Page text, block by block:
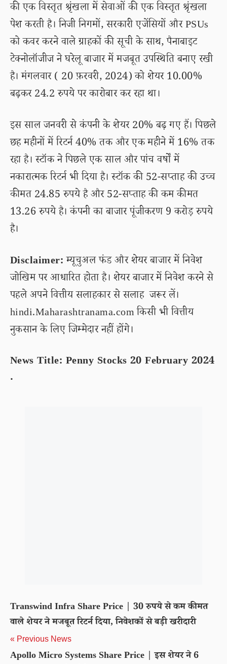
की एक विस्तृत श्रृंखला में सेवाओं की एक विस्तृत श्रृंखला
पेश करती है। निजी निगमों, सरकारी एजेंसियों और PSUs
को कवर करने वाले ग्राहकों की सूची के साथ, पैनाबाइट
टेक्नोलॉजीज ने घरेलू बाजार में मजबूत उपस्थिति बनाए रखी
है। मंगलवार ( 20 फ़रवरी, 2024) को शेयर 10.00%
बढ़कर 24.2 रुपये पर कारोबार कर रहा था।
इस साल जनवरी से कंपनी के शेयर 20% बढ़ गए हैं। पिछले
छह महीनों में रिटर्न 40% तक और एक महीने में 16% तक
रहा है। स्टॉक ने पिछले एक साल और पांच वर्षों में
नकारात्मक रिटर्न भी दिया है। स्टॉक की 52-सप्ताह की उच्च
कीमत 24.85 रुपये है और 52-सप्ताह की कम कीमत
13.26 रुपये है। कंपनी का बाजार पूंजीकरण 9 करोड़ रुपये
है।
Disclaimer:म्यूचुअल फंड और शेयर बाजार में निवेश
जोखिम पर आधारित होता है। शेयर बाजार में निवेश करने से
पहले अपने वित्तीय सलाहकार से सलाह जरूर लें।
hindi.Maharashtranama.com किसी भी वित्तीय
नुकसान के लिए जिम्मेदार नहीं होंगे।
News Title: Penny Stocks 20 February 2024
.
Transwind Infra Share Price | 30 रुपये से कम कीमत
वाले शेयर ने मजबूत रिटर्न दिया, निवेशकों से बड़ी खरीदारी
« Previous News
Apollo Micro Systems Share Price | इस शेयर ने 6